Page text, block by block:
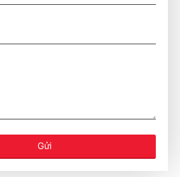
Gửi